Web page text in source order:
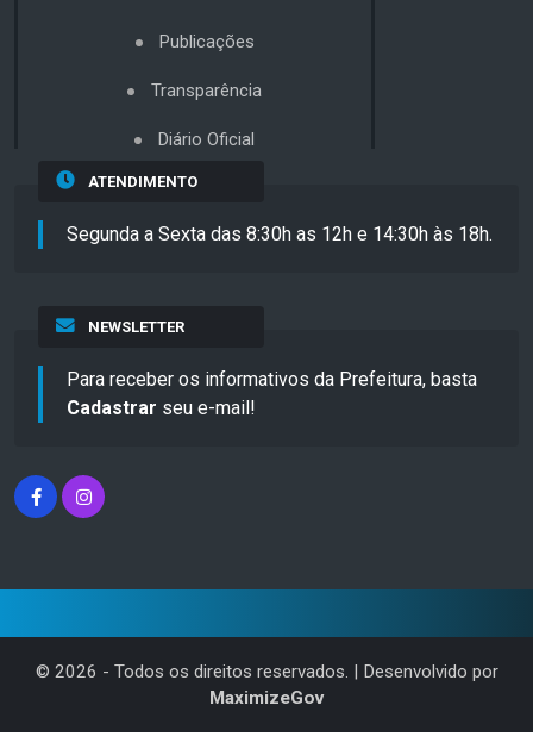
Publicações
Transparência
Diário Oficial
ATENDIMENTO
Segunda a Sexta das 8:30h as 12h e 14:30h às 18h.
NEWSLETTER
Para receber os informativos da Prefeitura, basta
Cadastrar seu e-mail!
© 2026 - Todos os direitos reservados. | Desenvolvido por
MaximizeGov